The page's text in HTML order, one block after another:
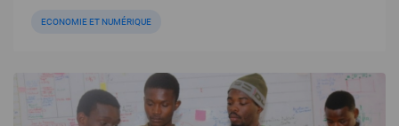
ECONOMIE ET NUMÉRIQUE